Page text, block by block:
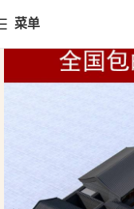
菜单
首页 四合院